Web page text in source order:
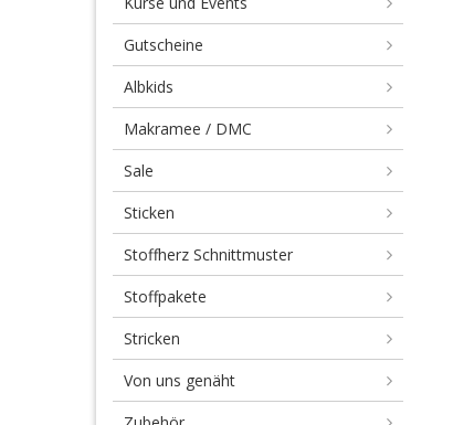
Gutscheine
Albkids
Makramee / DMC
Sale
Sticken
Stoffherz Schnittmuster
Stoffpakete
Stricken
Von uns genäht